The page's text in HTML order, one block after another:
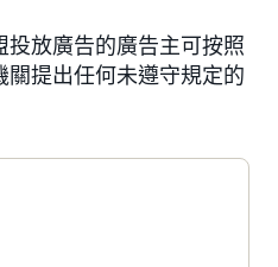
投放廣告的廣告主可按照
提出任何未遵守規定的